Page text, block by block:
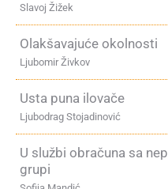
Slavoj Žižek
Olakšavajuće okolnosti
Ljubomir Živkov
Usta puna ilovače
Ljubodrag Stojadinović
U službi obračuna sa
grupi